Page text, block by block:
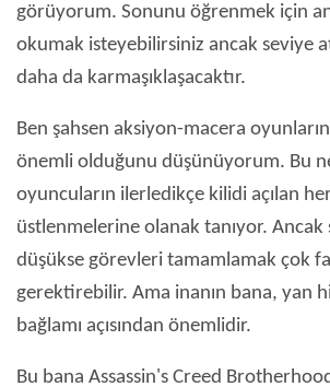
görüyorum. Sonunu öğrenmek için
okumak isteyebilirsiniz ancak seviye
daha da karmaşıklaşacaktır.
Ben şahsen aksiyon-macera
önemli olduğunu düşünüyorum. Bu
oyuncuların ilerledikçe kilidi açılan
üstlenmelerine olanak tanıyor. Ancak
düşükse görevleri tamamlamak çok
gerektirebilir. Ama inanın bana, yan
bağlamı açısından önemlidir.
Bu bana Assassin's Creed